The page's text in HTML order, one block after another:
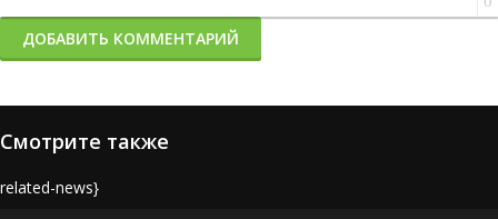
ДОБАВИТЬ КОММЕНТАРИЙ
Смотрите также
news}